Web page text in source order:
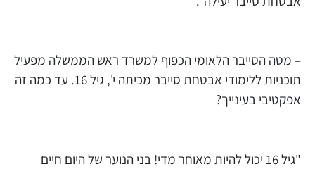
– מטה הסייבר הלאומי הכפוף למשרד ראש הממשלה מפעיל
תוכניות ללימודי אבטחת סייבר מכיתה י', גיל 16. עד כמה זה
אפקטיבי בעינייך?
"גיל 16 יכול להיות מאוחר מדי! בני הנוער של היום חיים